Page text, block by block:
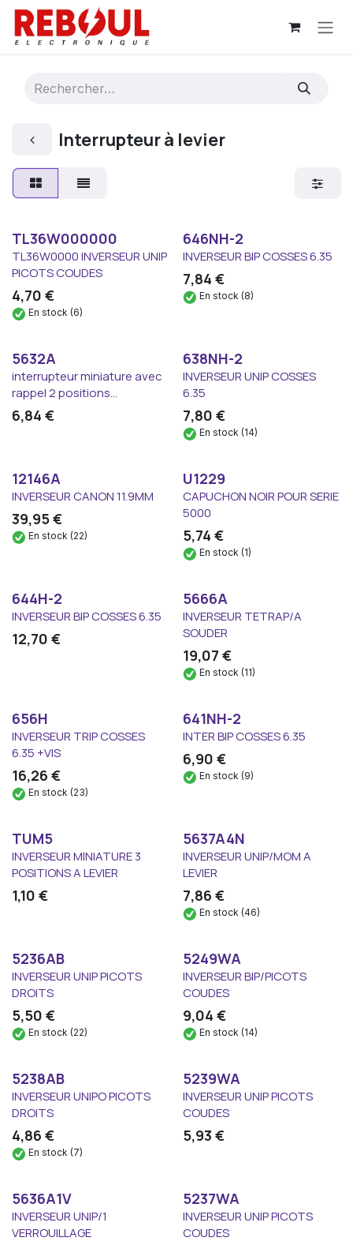
Se rendre au contenu
Interrupteur à levier
TL36W000000
TL36W0000 INVERSEUR UNIP
PICOTS COUDES
4,70 €
En stock (6)
646NH-2
INVERSEUR BIP COSSES 6.35
7,84 €
En stock (8)
5632A
interrupteur miniature avec
rappel 2 positions...
6,84 €
638NH-2
INVERSEUR UNIP COSSES
6.35
7,80 €
En stock (14)
12146A
INVERSEUR CANON 11.9MM
39,95€
En stock (22)
U1229
CAPUCHON NOIR POUR SERIE
5000
5,74 €
En stock (1)
644H-2
INVERSEUR BIP COSSES 6.35
12,70 €
5666A
INVERSEUR TETRAP/A
SOUDER
19,07 €
En stock (11)
656H
INVERSEUR TRIP COSSES
6.35 +VIS
16,26 €
En stock (23)
641NH-2
INTER BIP COSSES 6.35
6,90 €
En stock (9)
TUM5
INVERSEUR MINIATURE 3
POSITIONS A LEVIER
1,10 €
5637A4N
INVERSEUR UNIP/MOM A
LEVIER
7,86 €
En stock (46)
5236AB
INVERSEUR UNIP PICOTS
DROITS
5,50 €
En stock (22)
5249WA
INVERSEUR BIP/PICOTS
COUDES
9,04 €
En stock (14)
5238AB
INVERSEUR UNIPO PICOTS
DROITS
4,86 €
En stock (7)
5239WA
INVERSEUR UNIP PICOTS
COUDES
5,93 €
5636A1V
INVERSEUR UNIP/1
VERROUILLAGE
5237WA
INVERSEUR UNIP PICOTS
COUDES